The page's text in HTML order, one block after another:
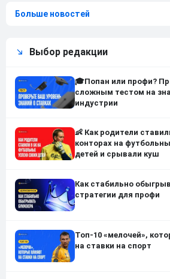
Больше новостей
Выбор редакции
🎓Попан или профи?
сложным тестом на
индустрии
👶 Как родители
конторах на
детей и срывали куш
Как стабильно
стратегии для профи
Топ-10 «мелочей»,
на ставки на спорт